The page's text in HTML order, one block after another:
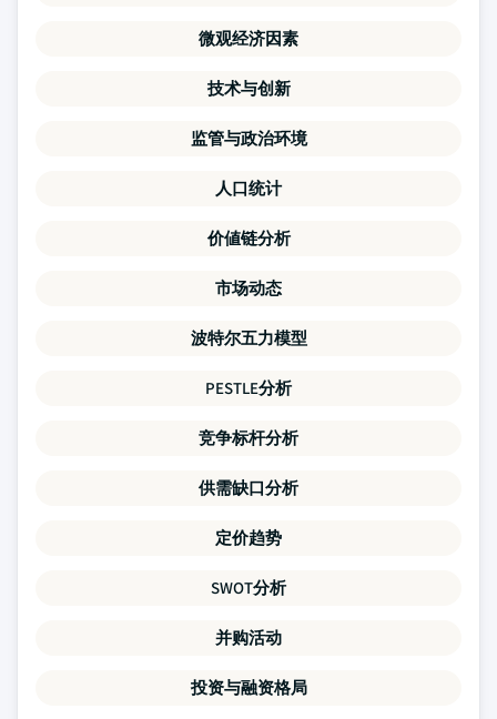
微观经济因素
技术与创新
监管与政治环境
人口统计
价値链分析
市场动态
波特尔五力模型
PESTLE分析
竞争标杆分析
供需缺口分析
定价趋势
SWOT分析
并购活动
投资与融资格局